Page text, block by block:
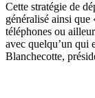
Cette stratégie de dé
généralisé ainsi que
téléphones ou
avec quelqu’un qui
Blanchecotte, pré